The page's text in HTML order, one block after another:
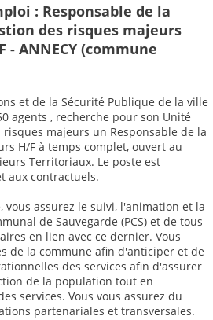
: Responsable de la
des risques majeurs
- ANNECY (commune
et de la Sécurité Publique de la ville
agents , recherche pour son Unité
majeurs un Responsable de la
H/F à temps complet, ouvert au
Territoriaux. Le poste est
aux contractuels.
vous assurez le suivi, l'animation et la
de Sauvegarde (PCS) et de tous
en lien avec ce dernier. Vous
de la commune afin d'anticiper et de
des services afin d'assurer
de la population tout en
services. Vous vous assurez du
partenariales et transversales.